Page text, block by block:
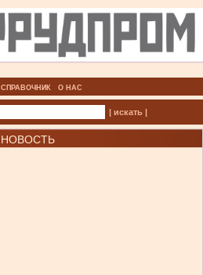
СПРАВОЧНИК О НАС
| искать |
НОВОСТЬ